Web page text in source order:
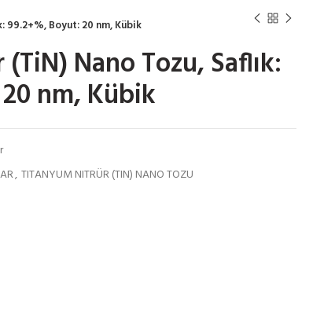
99.2+%, Boyut: 20 nm, Kübik
Nano Tozu, Saflık:
nm, Kübik
, TITANYUM NITRÜR (TIN) NANO TOZU